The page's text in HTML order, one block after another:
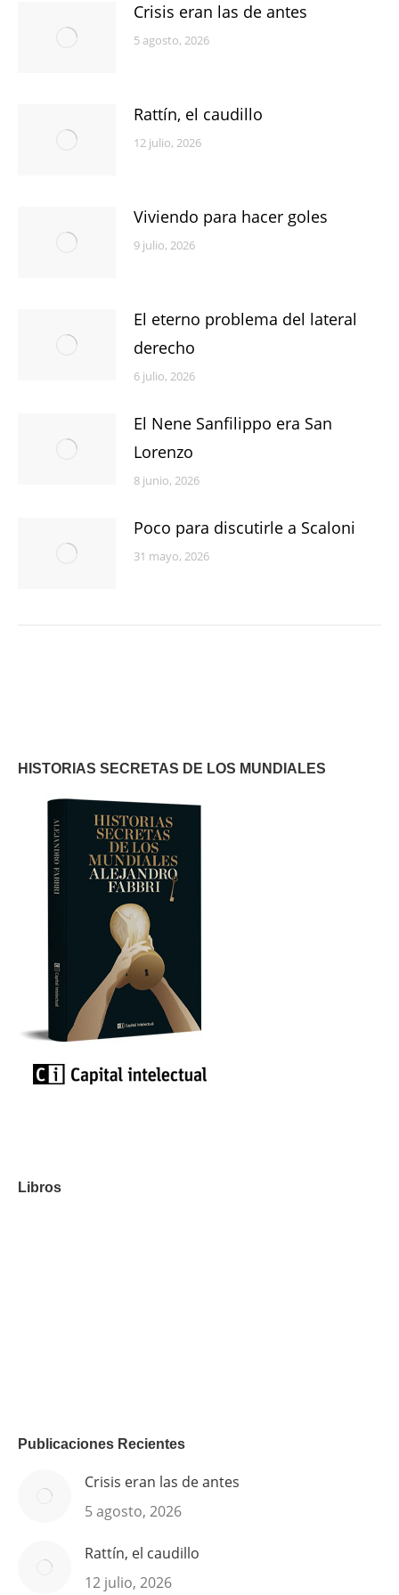
Crisis eran las de antes
5 agosto, 2026
Rattín, el caudillo
12 julio, 2026
Viviendo para hacer goles
9 julio, 2026
El eterno problema del lateral
derecho
6 julio, 2026
El Nene Sanfilippo era San
Lorenzo
8 junio, 2026
Poco para discutirle a Scaloni
31 mayo, 2026
HISTORIAS SECRETAS DE LOS MUNDIALES
Libros
Publicaciones Recientes
Crisis eran las de antes
5 agosto, 2026
Rattín, el caudillo
12 julio, 2026